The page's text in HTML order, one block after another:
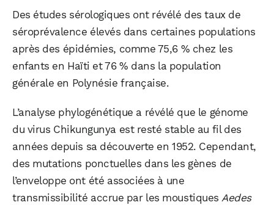
Des études sérologiques ont révélé des taux de
séroprévalence élevés dans certaines populations
après des épidémies, comme 75,6 % chez les
enfants en Haïti et 76 % dans la population
générale en Polynésie française.
L’analyse phylogénétique a révélé que le génome
du virus Chikungunya est resté stable au fil des
années depuis sa découverte en 1952. Cependant,
des mutations ponctuelles dans les gènes de
l’enveloppe ont été associées à une
transmissibilité accrue par les moustiquesAedes